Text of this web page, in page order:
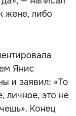
жене, либо
Янис
и заявил: «То
личное, это не
Конец